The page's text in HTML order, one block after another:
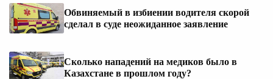
Обвиняемый в избиении водителя скорой
сделал в суде неожиданное заявление
Сколько нападений на медиков было в
Казахстане в прошлом году?